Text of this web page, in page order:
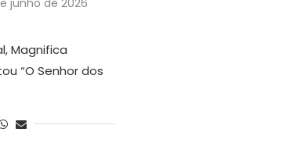
Magnifica
“O Senhor dos